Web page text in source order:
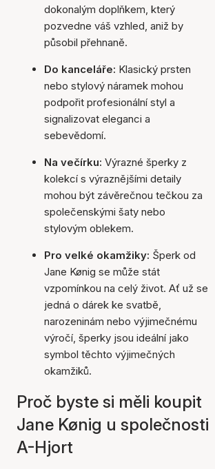
dokonalým doplňkem, který
pozvedne váš vzhled, aniž by
působil přehnaně.
Do kanceláře: Klasický prsten
nebo stylový náramek mohou
podpořit profesionální styl a
signalizovat eleganci a
sebevědomí.
Na večírku: Výrazné šperky z
kolekcí s výraznějšími detaily
mohou být závěrečnou tečkou za
společenskými šaty nebo
stylovým oblekem.
Pro velké okamžiky: Šperk od
Jane Kønig se může stát
vzpomínkou na celý život. Ať už se
jedná o dárek ke svatbě,
narozeninám nebo výjimečnému
výročí, šperky jsou ideální jako
symbol těchto výjimečných
okamžiků.
Proč byste si měli koupit
Jane Kønig u společnosti
A-Hjort